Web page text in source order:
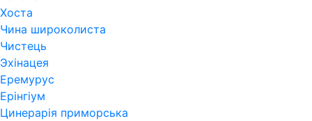
Хоста
Чина широколиста
Чистець
Эхінацея
Еремурус
Ерінгіум
Цинерарія приморська